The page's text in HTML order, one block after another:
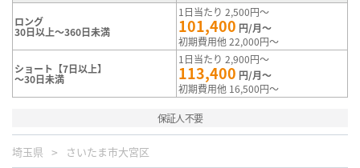
ロング
30日以上～360日未満
1日当たり 2,500円～
101,400 円/月～
初期費用他 22,000円～
ショート【7日以上】
～30日未満
1日当たり 2,900円～
113,400 円/月～
初期費用他 16,500円～
保証人不要
埼玉県 さいたま市大宮区